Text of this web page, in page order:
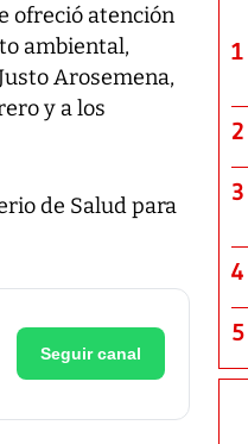
ofreció atención
ambiental,
Arosemena,
y a los
de Salud para
Seguir canal
1
2
3
4
5